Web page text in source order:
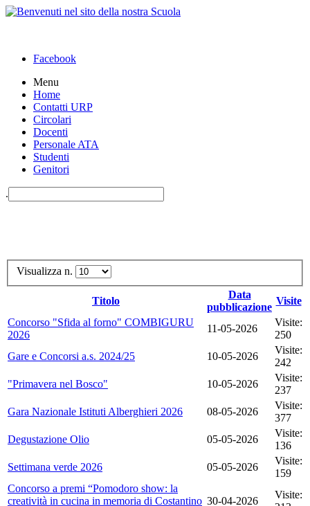
Facebook
Menu
Home
Contatti URP
Circolari
Docenti
Personale ATA
Studenti
Genitori
.
Visualizza n.
Titolo
Data
pubblicazione
Visite
Concorso "Sfida al forno" COMBIGURU
2026
11-05-2026
Visite:
250
Gare e Concorsi a.s. 2024/25
10-05-2026
Visite:
242
"Primavera nel Bosco"
10-05-2026
Visite:
237
Gara Nazionale Istituti Alberghieri 2026
08-05-2026
Visite:
377
Degustazione Olio
05-05-2026
Visite:
136
Settimana verde 2026
05-05-2026
Visite:
159
Concorso a premi “Pomodoro show: la
creatività in cucina in memoria di Costantino 30-04-2026
Visite: